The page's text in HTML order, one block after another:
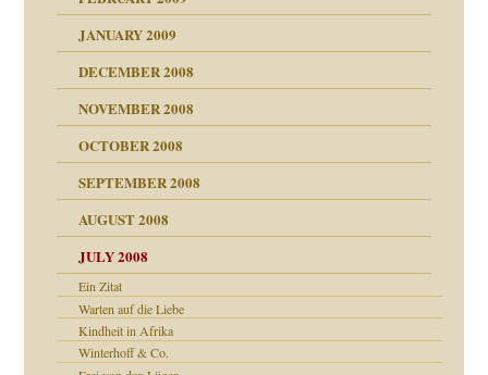
JANUARY 2009
DECEMBER 2008
NOVEMBER 2008
OCTOBER 2008
SEPTEMBER 2008
AUGUST 2008
JULY 2008
Ein Zitat
Warten auf die Liebe
Kindheit in Afrika
Winterhoff & Co.